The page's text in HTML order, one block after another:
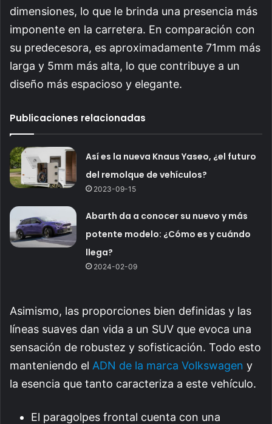
dimensiones, lo que le brinda una presencia más
imponente en la carretera. En comparación con
su predecesora, es aproximadamente 71mm más
larga y 5mm más alta, lo que contribuye a un
diseño más espacioso y elegante.
Publicaciones relacionadas
Así es la nueva Knaus Yaseo, ¿el futuro
del remolque de vehículos?
2023-09-15
Abarth da a conocer su nuevo y más
potente modelo: ¿Cómo es y cuándo
llega?
2024-02-09
Asimismo, las proporciones bien definidas y las
líneas suaves dan vida a un SUV que evoca una
sensación de robustez y sofisticación. Todo esto
manteniendo el ADN de la marca Volkswagen y
la esencia que tanto caracteriza a este vehículo.
El paragolpes frontal cuenta con una